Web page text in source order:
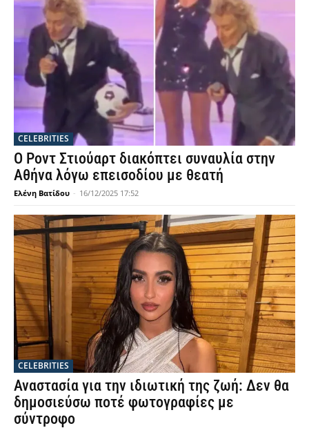
CELEBRITIES
Ο Ροντ Στιούαρτ διακόπτει συναυλία στην
Αθήνα λόγω επεισοδίου με θεατή
Ελένη Βατίδου - 16/12/2025 17:52
CELEBRITIES
Αναστασία για την ιδιωτική της ζωή: Δεν θα
δημοσιεύσω ποτέ φωτογραφίες με
σύντροφο